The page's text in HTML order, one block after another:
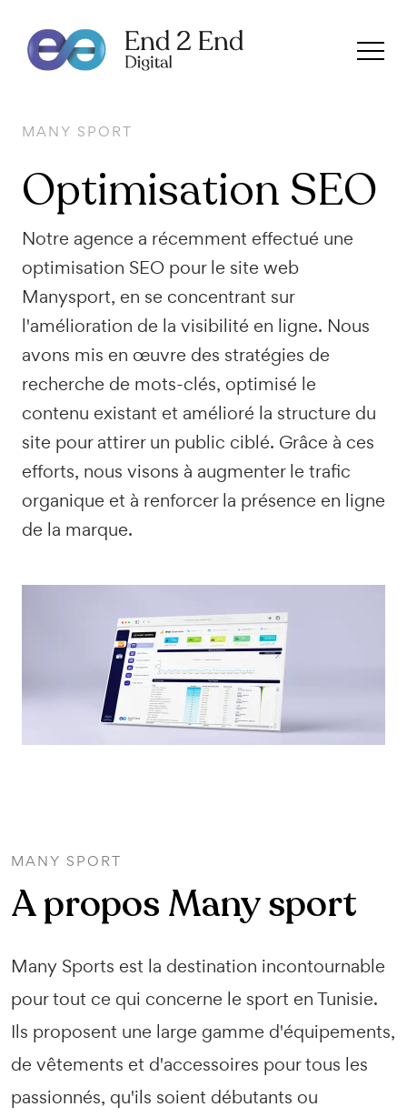
MANY SPORT
Optimisation SEO
Notre agence a récemment effectué une
optimisation SEO pour le site web
Manysport, en se concentrant sur
l'amélioration de la visibilité en ligne. Nous
avons mis en œuvre des stratégies de
recherche de mots-clés, optimisé le
contenu existant et amélioré la structure du
site pour attirer un public ciblé. Grâce à ces
efforts, nous visons à augmenter le trafic
organique et à renforcer la présence en ligne
de la marque.
MANY SPORT
A propos Many sport
Many Sports est la destination incontournable
pour tout ce qui concerne le sport en Tunisie.
Ils proposent une large gamme d'équipements,
de vêtements et d'accessoires pour tous les
passionnés, qu'ils soient débutants ou